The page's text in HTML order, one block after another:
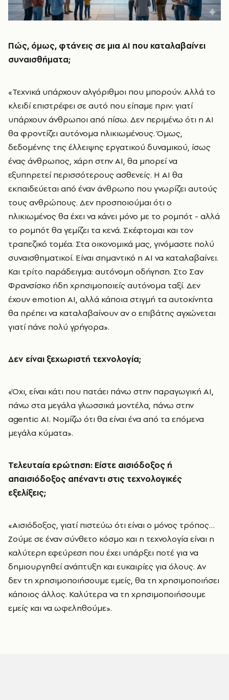
Πώς, όμως, φτάνεις σε μια ΑΙ που καταλαβαίνει
συναισθήματα;
«Τεχνικά υπάρχουν αλγόριθμοι που μπορούν. Αλλά το
κλειδί επιστρέφει σε αυτό που είπαμε πριν: γιατί
υπάρχουν άνθρωποι από πίσω. Δεν περιμένω ότι η ΑΙ
θα φροντίζει αυτόνομα ηλικιωμένους. Όμως,
δεδομένης της έλλειψης εργατικού δυναμικού, ίσως
ένας άνθρωπος, χάρη στην ΑΙ, θα μπορεί να
εξυπηρετεί περισσότερους ασθενείς. Η ΑΙ θα
εκπαιδεύεται από έναν άνθρωπο που γνωρίζει αυτούς
τους ανθρώπους. Δεν προσποιούμαι ότι ο
ηλικιωμένος θα έχει να κάνει μόνο με το ρομπότ - αλλά
το ρομπότ θα γεμίζει τα κενά. Σκέφτομαι και τον
τραπεζικό τομέα. Στα οικονομικά μας, γινόμαστε πολύ
συναισθηματικοί. Είναι σημαντικό η ΑΙ να καταλαβαίνει.
Και τρίτο παράδειγμα: αυτόνομη οδήγηση. Στο Σαν
Φρανσίσκο ήδη χρησιμοποιείς αυτόνομα ταξί. Δεν
έχουν emotion AI, αλλά κάποια στιγμή τα αυτοκίνητα
θα πρέπει να καταλαβαίνουν αν ο επιβάτης αγχώνεται
γιατί πάνε πολύ γρήγορα».
Δεν είναι ξεχωριστή τεχνολογία;
«Όχι, είναι κάτι που πατάει πάνω στην παραγωγική ΑΙ,
πάνω στα μεγάλα γλωσσικά μοντέλα, πάνω στην
agentic AI. Νομίζω ότι θα είναι ένα από τα επόμενα
μεγάλα κύματα».
Τελευταία ερώτηση: Είστε αισιόδοξος ή
απαισιόδοξος απέναντι στις τεχνολογικές
εξελίξεις;
«Αισιόδοξος, γιατί πιστεύω ότι είναι ο μόνος τρόπος…
Ζούμε σε έναν σύνθετο κόσμο και η τεχνολογία είναι η
καλύτερη εφεύρεση που έχει υπάρξει ποτέ για να
δημιουργηθεί ανάπτυξη και ευκαιρίες για όλους. Αν
δεν τη χρησιμοποιήσουμε εμείς, θα τη χρησιμοποιήσει
κάποιος άλλος. Καλύτερα να τη χρησιμοποιήσουμε
εμείς και να ωφεληθούμε».